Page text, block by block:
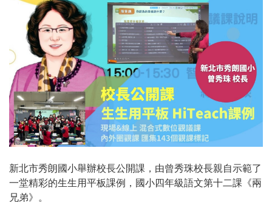
新北市秀朗國小舉辦校長公開課，由曾秀珠校長親自示範了
一堂精彩的生生用平板課例，國小四年級語文第十二課《兩
兄弟》。